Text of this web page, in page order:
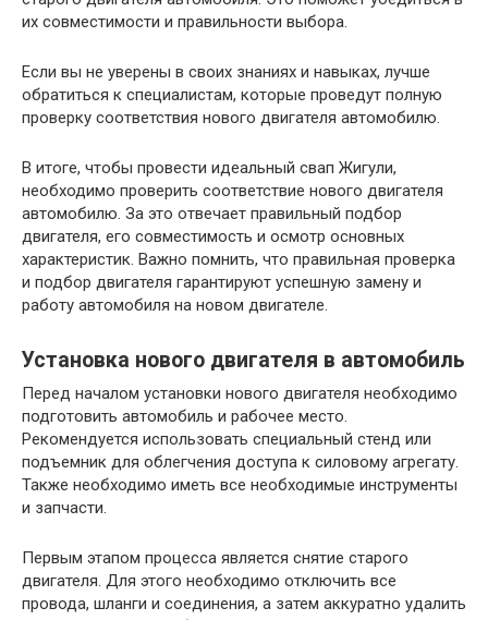
их совместимости и правильности выбора.
Если вы не уверены в своих знаниях и навыках, лучше
обратиться к специалистам, которые проведут полную
проверку соответствия нового двигателя автомобилю.
В итоге, чтобы провести идеальный свап Жигули,
необходимо проверить соответствие нового двигателя
автомобилю. За это отвечает правильный подбор
двигателя, его совместимость и осмотр основных
характеристик. Важно помнить, что правильная проверка
и подбор двигателя гарантируют успешную замену и
работу автомобиля на новом двигателе.
Установка нового двигателя в автомобиль
Перед началом установки нового двигателя необходимо
подготовить автомобиль и рабочее место.
Рекомендуется использовать специальный стенд или
подъемник для облегчения доступа к силовому агрегату.
Также необходимо иметь все необходимые инструменты
и запчасти.
Первым этапом процесса является снятие старого
двигателя. Для этого необходимо отключить все
провода, шланги и соединения, а затем аккуратно удалить